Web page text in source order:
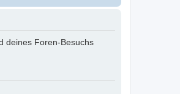
deines Foren-Besuchs